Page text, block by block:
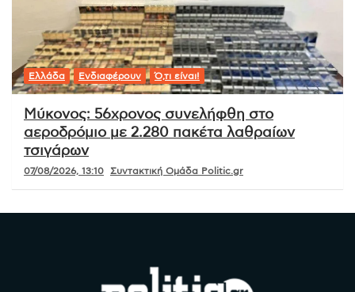
Ελλάδα Ενδιαφέρουν Ό,τι είναι!
Μύκονος: 56χρονος συνελήφθη στο
αεροδρόμιο με 2.280 πακέτα λαθραίων
τσιγάρων
07/08/2026, 13:10 Συντακτική Ομάδα Politic.gr